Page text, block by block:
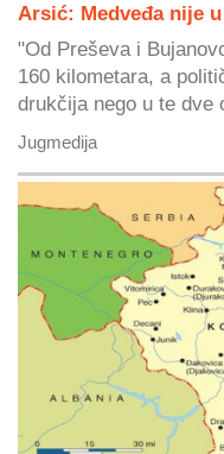
Arsić: Medveđa nije
"Od Preševa i
160 kilometara, a
drukčija nego u te dve
Jugmedija